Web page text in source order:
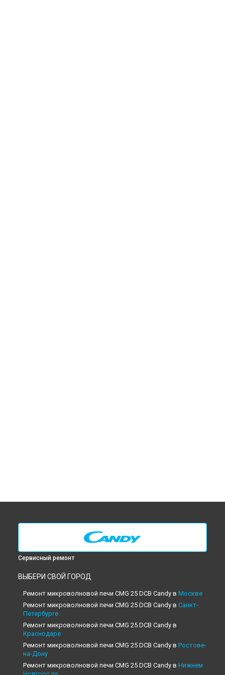
Сервисный ремонт
ВЫБЕРИ СВОЙ ГОРОД
Ремонт микроволновой печи CMG 25 DCB Candy в Москве
Ремонт микроволновой печи CMG 25 DCB Candy в Санкт-
Петербурге
Ремонт микроволновой печи CMG 25 DCB Candy в
Краснодаре
Ремонт микроволновой печи CMG 25 DCB Candy в Ростове-
на-Дону
Ремонт микроволновой печи CMG 25 DCB Candy в Нижнем